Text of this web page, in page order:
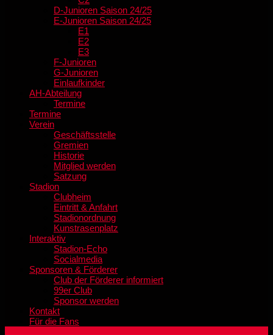
D-Junioren Saison 24/25
E-Junioren Saison 24/25
E1
E2
E3
F-Junioren
G-Junioren
Einlaufkinder
AH-Abteilung
Termine
Termine
Verein
Geschäftsstelle
Gremien
Historie
Mitglied werden
Satzung
Stadion
Clubheim
Eintritt & Anfahrt
Stadionordnung
Kunstrasenplatz
Interaktiv
Stadion-Echo
Socialmedia
Sponsoren & Förderer
Club der Förderer informiert
99er Club
Sponsor werden
Kontakt
Für die Fans